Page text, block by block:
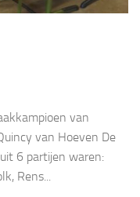
van
van Hoeven De
6 partijen waren:
Rens...